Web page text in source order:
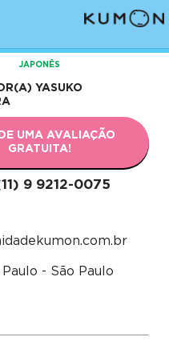
JAPONÊS
YASUKO
UMA AVALIAÇÃO
GRATUITA!
9 9212-0075
- São Paulo